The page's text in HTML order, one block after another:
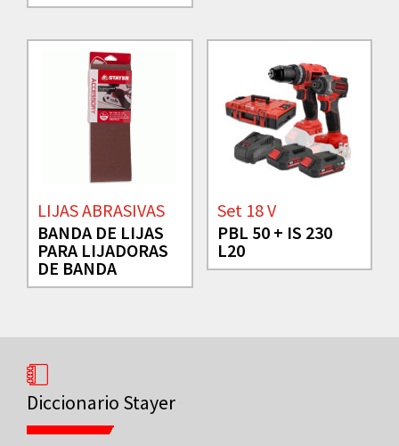
LIJAS ABRASIVAS
BANDA DE LIJAS
PARA LIJADORAS
DE BANDA
Set 18 V
PBL 50 + IS 230
L20
Diccionario Stayer